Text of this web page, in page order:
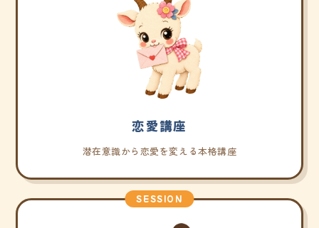
恋愛講座
潜在意識から恋愛を変える本格講座
SESSION